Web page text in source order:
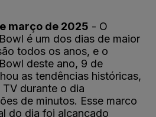
março de 2025 - O
é um dos dias de maior
todos os anos, e o
deste ano, 9 de
as tendências históricas,
durante o dia
de minutos. Esse marco
do dia foi alcançado